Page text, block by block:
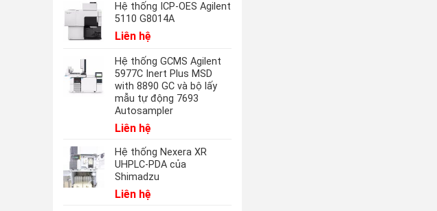
Hệ thống ICP-OES Agilent
5110 G8014A
Liên hệ
Hệ thống GCMS Agilent
5977C Inert Plus MSD
with 8890 GC và bộ lấy
mẫu tự động 7693
Autosampler
Liên hệ
Hệ thống Nexera XR
UHPLC-PDA của
Shimadzu
Liên hệ